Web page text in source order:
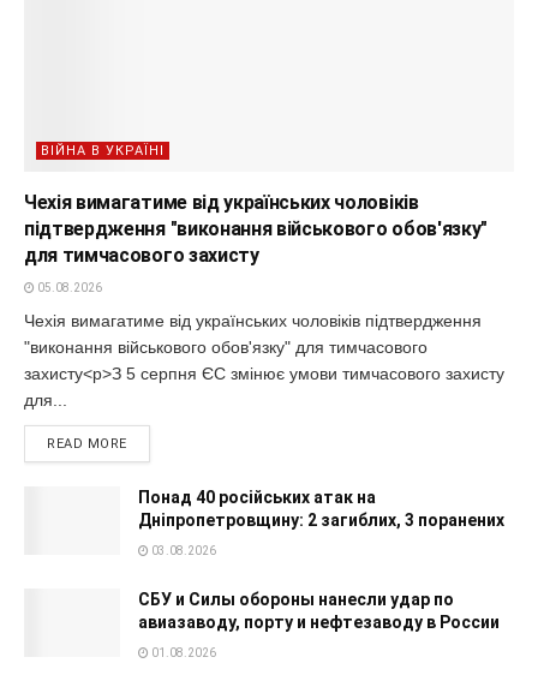
ВІЙНА В УКРАЇНІ
Чехія вимагатиме від українських чоловіків
підтвердження "виконання військового обов'язку"
для тимчасового захисту
05.08.2026
Чехія вимагатиме від українських чоловіків підтвердження
"виконання військового обов'язку" для тимчасового
захисту<p>З 5 серпня ЄС змінює умови тимчасового захисту
для...
READ MORE
Понад 40 російських атак на
Дніпропетровщину: 2 загиблих, 3 поранених
03.08.2026
СБУ и Силы обороны нанесли удар по
авиазаводу, порту и нефтезаводу в России
01.08.2026